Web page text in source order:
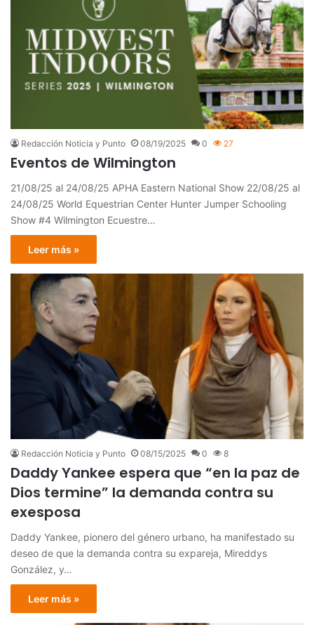
Redacción Noticia y Punto 08/19/2025 0 27
Eventos de Wilmington
21/08/25 al 24/08/25 APHA Eastern National Show 22/08/25 al
24/08/25 World Equestrian Center Hunter Jumper Schooling
Show #4 Wilmington Ecuestre…
Leer más »
Redacción Noticia y Punto 08/15/2025 0 8
Daddy Yankee espera que “en la paz de
Dios termine” la demanda contra su
exesposa
Daddy Yankee, pionero del género urbano, ha manifestado su
deseo de que la demanda contra su expareja, Mireddys
González, y…
Leer más »